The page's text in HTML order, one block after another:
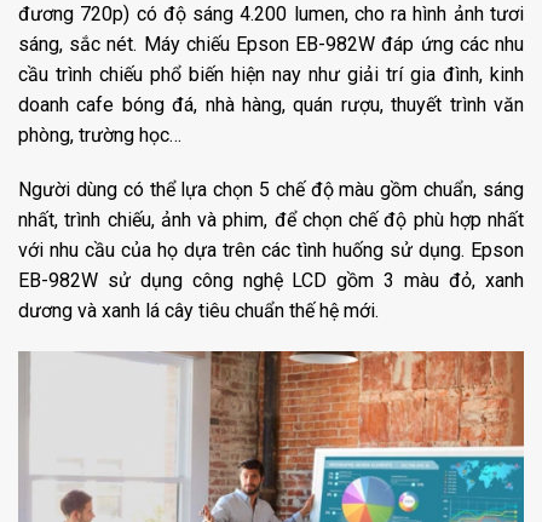
đương 720p) có độ sáng 4.200 lumen, cho ra hình ảnh tươi
sáng, sắc nét. Máy chiếu Epson EB-982W đáp ứng các nhu
cầu trình chiếu phổ biến hiện nay như giải trí gia đình, kinh
doanh cafe bóng đá, nhà hàng, quán rượu, thuyết trình văn
phòng, trường học…
Người dùng có thể lựa chọn 5 chế độ màu gồm chuẩn, sáng
nhất, trình chiếu, ảnh và phim, để chọn chế độ phù hợp nhất
với nhu cầu của họ dựa trên các tình huống sử dụng. Epson
EB-982W sử dụng công nghệ LCD gồm 3 màu đỏ, xanh
dương và xanh lá cây tiêu chuẩn thế hệ mới.